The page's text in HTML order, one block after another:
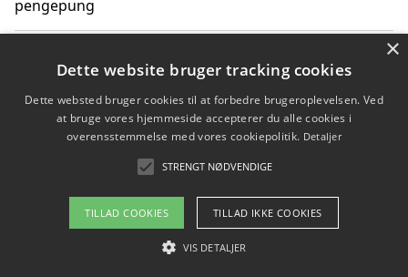
pengepung
Hvordan blåfade med rist kan hjælpe med at reducere
plastik i havet
Spil kasinospil på et troværdigt online casino: Din
guide til sikker og sjov underholdning
Copyright 2026 - Pilanto Aps
Om / kontakt
×
Dette website bruger tracking cookies
Dette websted bruger cookies til at forbedre brugeroplevelsen. Ved
at bruge vores hjemmeside accepterer du alle cookies i
overensstemmelse med vores cookiepolitik. Detaljer
STRENGT NØDVENDIGE
TILLAD COOKIES TILLAD IKKE COOKIES
VIS DETALJER